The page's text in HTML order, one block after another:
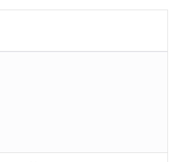
sezon yoksunuz”